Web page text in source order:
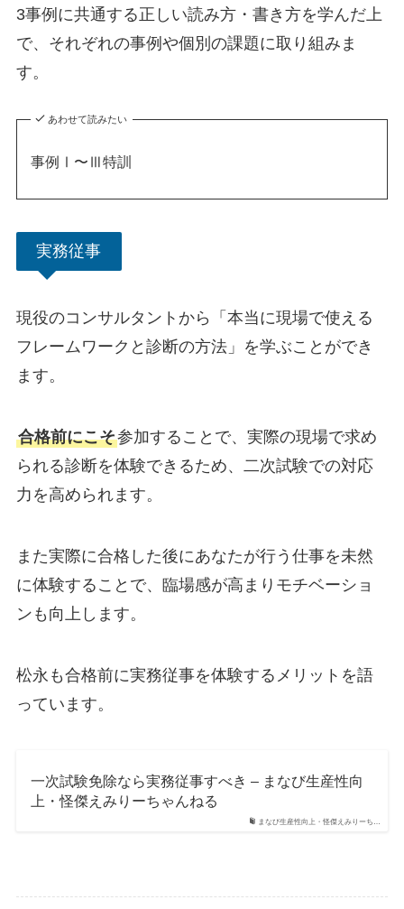
3事例に共通する正しい読み方・書き方を学んだ上
で、それぞれの事例や個別の課題に取り組みま
す。
あわせて読みたい
事例Ⅰ〜Ⅲ特訓
実務従事
現役のコンサルタントから「本当に現場で使える
フレームワークと診断の方法」を学ぶことができ
ます。
合格前にこそ参加することで、実際の現場で求め
られる診断を体験できるため、二次試験での対応
力を高められます。
また実際に合格した後にあなたが行う仕事を未然
に体験することで、臨場感が高まりモチベーショ
ンも向上します。
松永も合格前に実務従事を体験するメリットを語
っています。
まなび生産性向上・怪傑えみりーち…
一次試験免除なら実務従事すべき – まなび生産性向
上・怪傑えみりーちゃんねる